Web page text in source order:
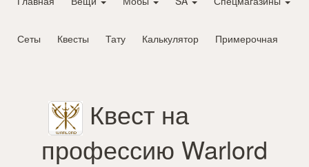
Сеты Квесты Тату Калькулятор Примерочная
Квест на
профессию Warlord